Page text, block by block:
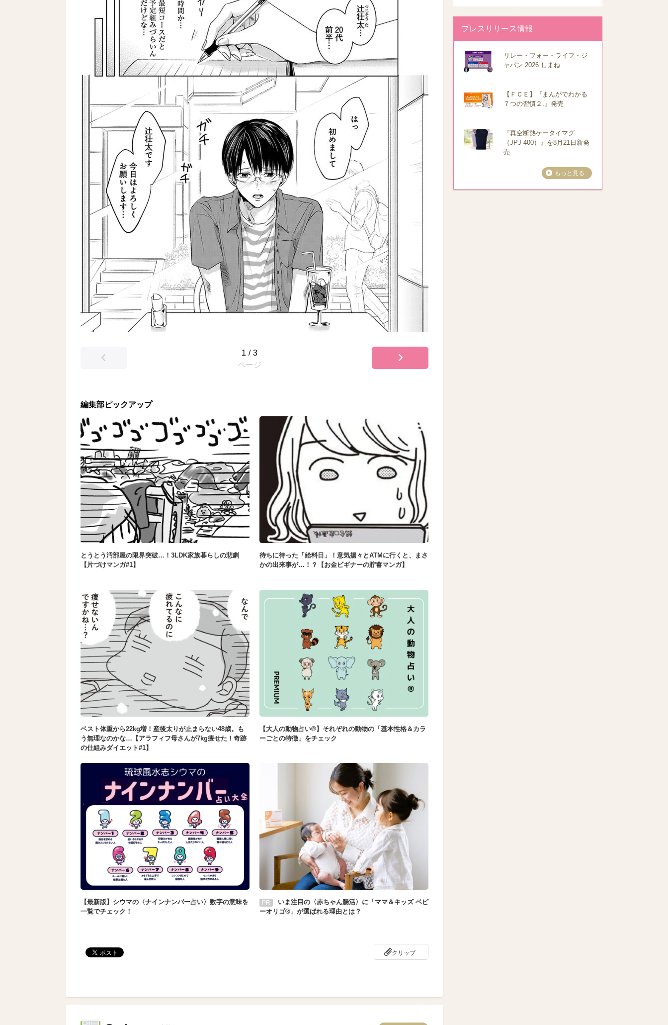
1 / 3
ページ
編集部ピックアップ
とうとう汚部屋の限界突破…！3LDK家族暮らしの悲劇
【片づけマンガ#1】
待ちに待った「給料日」！意気揚々とATMに行くと、まさ
かの出来事が…！？【お金ビギナーの貯蓄マンガ】
ベスト体重から22kg増！産後太りが止まらない48歳。も
う無理なのかな…【アラフィフ母さんが7kg痩せた！奇跡
の仕組みダイエット#1】
【大人の動物占い®】それぞれの動物の「基本性格＆カラ
ーごとの特徴」をチェック
【最新版】シウマの〈ナインナンバー占い〉数字の意味を
一覧でチェック！
PR
いま注目の〈赤ちゃん腸活〉に「ママ＆キッズ ベビ
ーオリゴ®」が選ばれる理由とは？
クリップ
プレスリリース情報
リレー・フォー・ライフ・ジ
ャパン 2026 しまね
【ＦＣＥ】『まんがでわかる
７つの習慣２.』発売
『真空断熱ケータイマグ
（JPJ-400）』を8月21日新発
売
もっと見る